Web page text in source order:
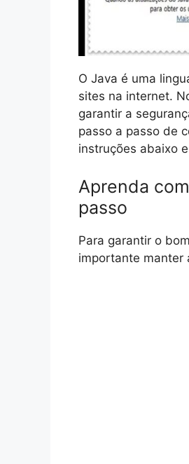
O Java é uma
sites na internet.
garantir a
passo a passo de
instruções abaixo
Aprenda
passo
Para garantir o
importante manter